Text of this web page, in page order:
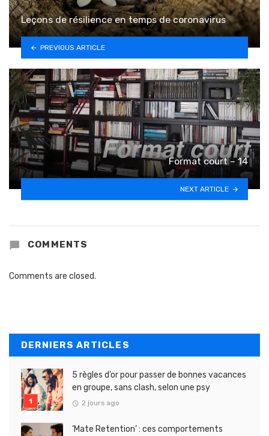
Leçons de résilience en temps de coronavirus
PREVIOUS ARTICLE
Format court – 14
NEXT ARTICLE
COMMENTS
Comments are closed.
DERNIERS ARTICLES
5 règles d’or pour passer de bonnes vacances
en groupe, sans clash, selon une psy
2 jours ago
‘Mate Retention’ : ces comportements